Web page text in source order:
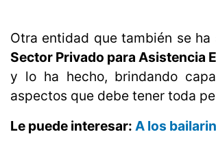
Otra entidad que también se
Sector Privado para Asistencia
y lo ha hecho, brindando
aspectos que debe tener toda
Le puede interesar: A los